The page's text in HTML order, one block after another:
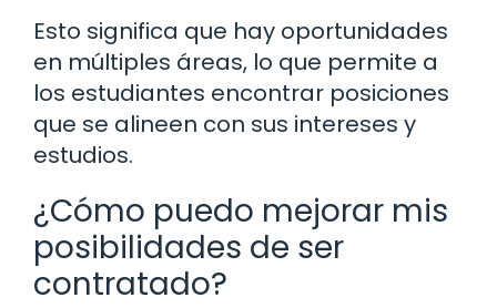
Esto significa que hay oportunidades
en múltiples áreas, lo que permite a
los estudiantes encontrar posiciones
que se alineen con sus intereses y
estudios.
¿Cómo puedo mejorar mis
posibilidades de ser
contratado?